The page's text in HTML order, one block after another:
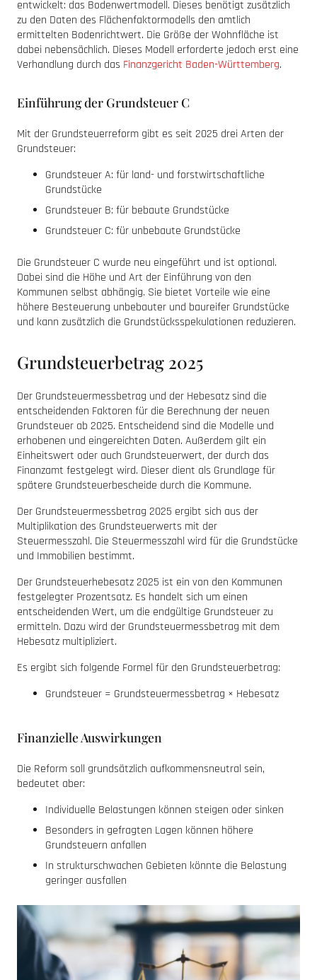
entwickelt: das Bodenwertmodell. Dieses benötigt zusätzlich
zu den Daten des Flächenfaktormodells den amtlich
ermittelten Bodenrichtwert. Die Größe der Wohnfläche ist
dabei nebensächlich. Dieses Modell erforderte jedoch erst eine
Verhandlung durch das Finanzgericht Baden-Württemberg.
Einführung der Grundsteuer C
Mit der Grundsteuerreform gibt es seit 2025 drei Arten der
Grundsteuer:
Grundsteuer A: für land- und forstwirtschaftliche
Grundstücke
Grundsteuer B: für bebaute Grundstücke
Grundsteuer C: für unbebaute Grundstücke
Die Grundsteuer C wurde neu eingeführt und ist optional.
Dabei sind die Höhe und Art der Einführung von den
Kommunen selbst abhängig. Sie bietet Vorteile wie eine
höhere Besteuerung unbebauter und baureifer Grundstücke
und kann zusätzlich die Grundstücksspekulationen reduzieren.
Grundsteuerbetrag 2025
Der Grundsteuermessbetrag und der Hebesatz sind die
entscheidenden Faktoren für die Berechnung der neuen
Grundsteuer ab 2025. Entscheidend sind die Modelle und
erhobenen und eingereichten Daten. Außerdem gilt ein
Einheitswert oder auch Grundsteuerwert, der durch das
Finanzamt festgelegt wird. Dieser dient als Grundlage für
spätere Grundsteuerbescheide durch die Kommune.
Der Grundsteuermessbetrag 2025 ergibt sich aus der
Multiplikation des Grundsteuerwerts mit der
Steuermesszahl. Die Steuermesszahl wird für die Grundstücke
und Immobilien bestimmt.
Der Grundsteuerhebesatz 2025 ist ein von den Kommunen
festgelegter Prozentsatz. Es handelt sich um einen
entscheidenden Wert, um die endgültige Grundsteuer zu
ermitteln. Dazu wird der Grundsteuermessbetrag mit dem
Hebesatz multipliziert.
Es ergibt sich folgende Formel für den Grundsteuerbetrag:
Grundsteuer = Grundsteuermessbetrag × Hebesatz
Finanzielle Auswirkungen
Die Reform soll grundsätzlich aufkommensneutral sein,
bedeutet aber:
Individuelle Belastungen können steigen oder sinken
Besonders in gefragten Lagen können höhere
Grundsteuern anfallen
In strukturschwachen Gebieten könnte die Belastung
geringer ausfallen